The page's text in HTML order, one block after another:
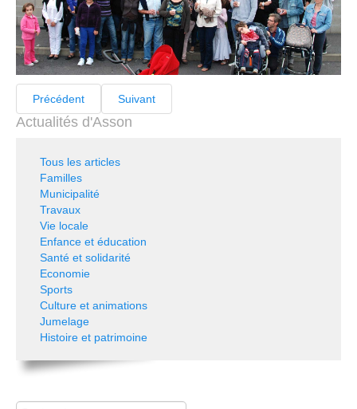
Précédent Suivant
Actualités d'Asson
Tous les articles
Familles
Municipalité
Travaux
Vie locale
Enfance et éducation
Santé et solidarité
Economie
Sports
Culture et animations
Jumelage
Histoire et patrimoine
Rechercher